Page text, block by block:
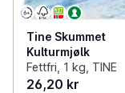
Tine Skummet
Kulturmjølk
Fettfri, 1 kg, TINE
26,20 kr